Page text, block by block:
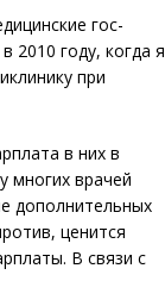
гос­
2010 году, когда я
при
в них в
многих врачей
дополнительных
ценится
В связи с